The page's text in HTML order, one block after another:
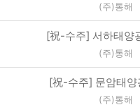
(주)통해
[祝-수주] 서하태양
(주)통해
[祝-수주] 문암태
(주)통해